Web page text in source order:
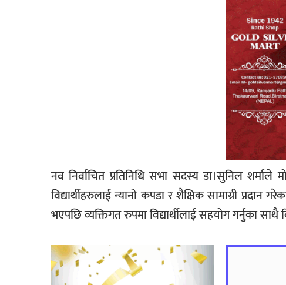
नव निर्वाचित प्रतिनिधि सभा सदस्य डा।सुनिल
विद्यार्थीहरुलाई न्यानो कपडा र शैक्षिक सामाग्री
भएपछि व्यक्तिगत रुपमा विद्यार्थीलाई सहयोग गर्नुका साथै